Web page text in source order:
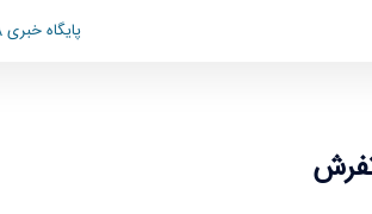
پايگاه خبری AUNA